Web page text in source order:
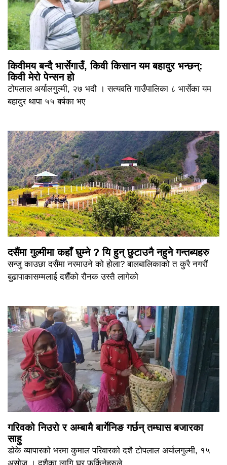
किवीमय बन्दै भार्सेगाउँ, किवी किसान यम बहादुर भन्छन्:
किवी मेरो पेन्सन हो
टोपलाल अर्यालगुल्मी, २७ भदौ । सत्यवति गाउँपालिका ८ भार्सेका यम
बहादुर थापा ५५ बर्षका भए
दसैंमा गुल्मीमा कहाँ घुम्ने ? यि हुन् छुटाउनै नहुने गन्तब्यहरु
सन्जु काउछा दसैंमा नरमाउने को होला? बालबालिकाको त कुरै नगरौं
बुढापाकासम्मलाई दशैँको रौनक उस्तै लागेको
गरिवको निउरो र अम्बामै बार्गेनिङ गर्छन् तम्घास बजारका
साहु
डोके व्यापारको भरमा कुमाल परिवारको दशै टोपलाल अर्यालगुल्मी, १५
असोज । दशैका लागि घर फर्किनेहरुले